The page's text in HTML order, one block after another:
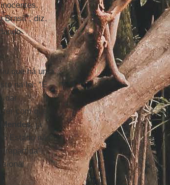
Brasil”, diz.
que há uma
na lei: “É
dar
com que
, já
Estado não